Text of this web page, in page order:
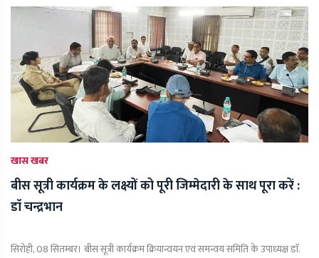
खास खबर
बीस सूत्री कार्यक्रम के लक्ष्यों को पूरी जिम्मेदारी के साथ पूरा करें :
डाॅ चन्द्रभान
सिरोही, 08 सितम्बर। बीस सूत्री कार्यक्रम क्रियान्वयन एवं समन्वय समिति के उपाध्यक्ष डाॅ.